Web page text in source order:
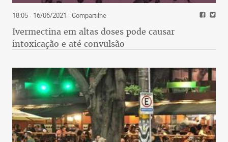
18:05 - 16/06/2021 - Compartilhe
Ivermectina em altas doses pode causar
intoxicação e até convulsão